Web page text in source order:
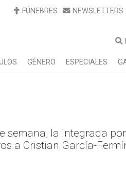
FÚNEBRES NEWSLETTERS
GÉNERO ESPECIALES
semana, la integrada
a Cristian García-